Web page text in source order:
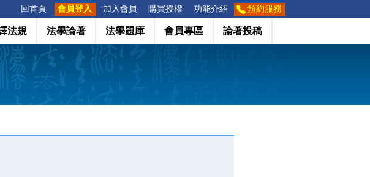
回首頁 會員登入 加入會員 購買授權 功能介紹 預約服務
法規 法學論著 法學題庫 會員專區 論著投稿